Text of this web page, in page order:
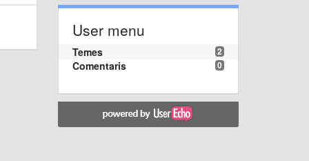
User menu
2
Temes
0
Comentaris